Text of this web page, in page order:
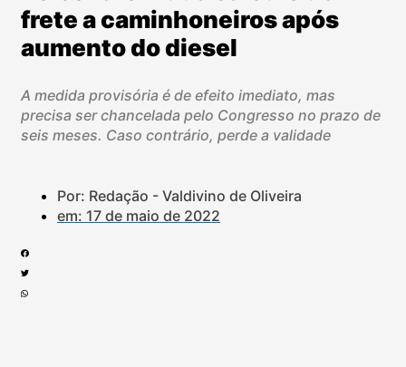
frete a caminhoneiros após
aumento do diesel
A medida provisória é de efeito imediato, mas
precisa ser chancelada pelo Congresso no prazo de
seis meses. Caso contrário, perde a validade
Por: Redação - Valdivino de Oliveira
em: 17 de maio de 2022